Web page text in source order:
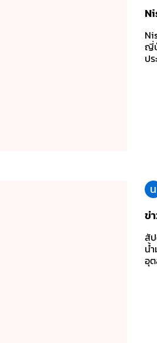
ญี่
ป
น
ข่
สั
น้
อุ